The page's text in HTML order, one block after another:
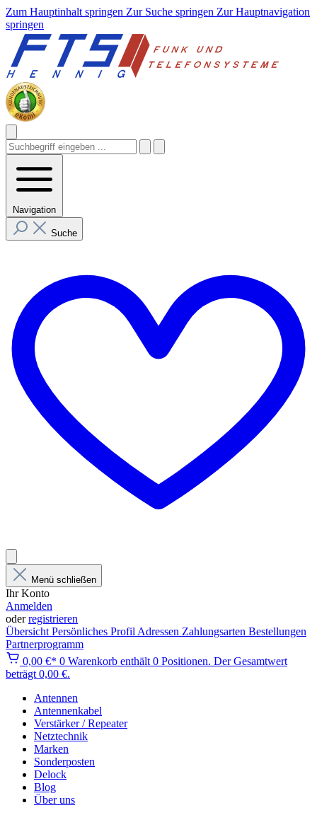
Zum Hauptinhalt springen Zur Suche springen Zur Hauptnavigation
springen
Navigation
Suche
Menü schließen
Ihr Konto
Anmelden
oderregistrieren
Übersicht Persönliches Profil Adressen Zahlungsarten Bestellungen
Partnerprogramm
0,00 €* 0 Warenkorb enthält 0 Positionen. Der Gesamtwert
beträgt 0,00 €.
Antennen
Antennenkabel
Verstärker / Repeater
Netztechnik
Marken
Sonderposten
Delock
Blog
Über uns